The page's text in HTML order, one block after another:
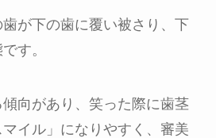
が下の歯に覆い被さり、下
す。
向があり、笑った際に歯茎
イル」になりやすく、審美